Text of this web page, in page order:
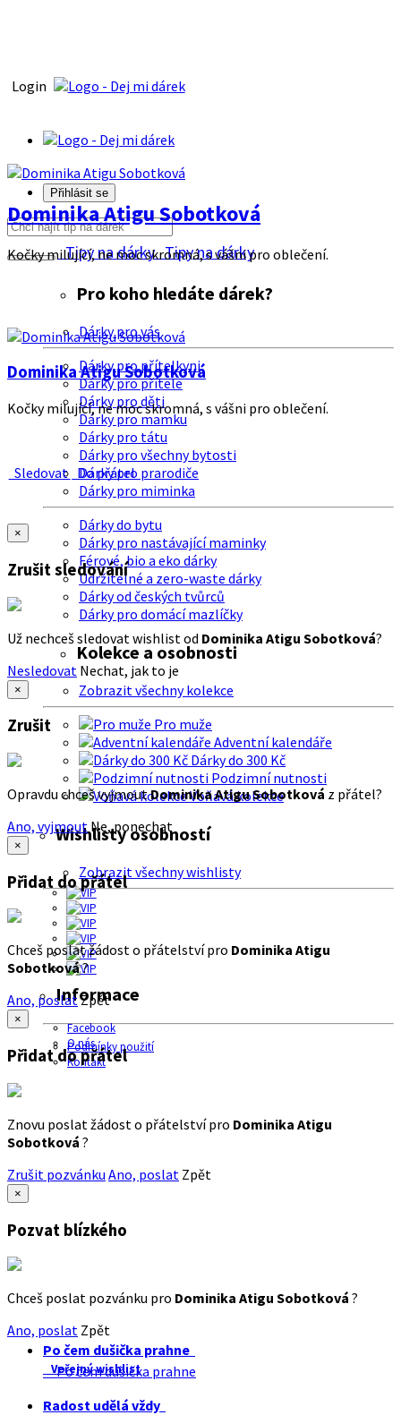
Login
Přihlásit se
Tipy na dárkyTipy na dárky
Pro koho hledáte dárek?
Dárky pro vás
Dárky pro přítelkyni
Dárky pro přítele
Dárky pro děti
Dárky pro mamku
Dárky pro tátu
Dárky pro všechny bytosti
Dárky pro prarodiče
Dárky pro miminka
Dárky do bytu
Dárky pro nastávající maminky
Férové, bio a eko dárky
Udržitelné a zero-waste dárky
Dárky od českých tvůrců
Dárky pro domácí mazlíčky
Kolekce a osobnosti
Zobrazit všechny kolekce
Pro muže
Adventní kalendáře
Dárky do 300 Kč
Podzimní nutnosti
Voňavá kolekce
Wishlisty osobností
Zobrazit všechny wishlisty
Informace
Facebook
O nás
Podmínky použití
Kontakt
Dominika Atigu Sobotková
Kočky milující, ne moc skromná, s vášni pro oblečení.
Dominika Atigu Sobotková
Kočky milující, ne moc skromná, s vášni pro oblečení.
Sledovat Do přátel
×
Zrušit sledování
Už nechceš sledovat wishlist od Dominika Atigu Sobotková?
Nesledovat Nechat, jak to je
×
Zrušit
Opravdu chceš vyjmoutDominika Atigu Sobotková z přátel?
Ano, vyjmout Ne, ponechat
×
Přidat do přátel
Chceš poslat žádost o přátelství pro Dominika Atigu
Sobotková?
Ano, poslatZpět
×
Přidat do přátel
Znovu poslat žádost o přátelství pro Dominika Atigu
Sobotková ?
Zrušit pozvánku Ano, poslat Zpět
×
Pozvat blízkého
Chceš poslat pozvánku pro Dominika Atigu Sobotková ?
Ano, poslat Zpět
Po čem dušička prahne
Veřejný wishlist
Po čem dušička prahne
Radost udělá vždy